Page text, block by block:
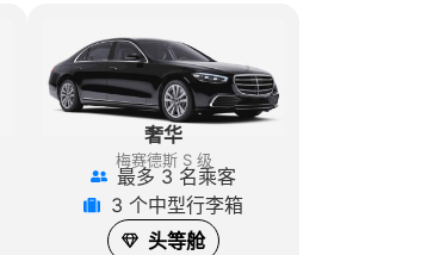
奢华
梅赛德斯 S 级
最多 3 名乘客
3 个中型行李箱
头等舱